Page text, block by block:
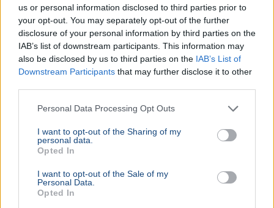
us or personal information disclosed to third parties prior to
your opt-out. You may separately opt-out of the further
disclosure of your personal information by third parties on the
IAB’s list of downstream participants. This information may
also be disclosed by us to third parties on the IAB’s List of
Downstream Participants that may further disclose it to other
Personal Data Processing Opt Outs
I want to opt-out of the Sharing of my
personal data.
Opted In
I want to opt-out of the Sale of my
Personal Data.
Opted In